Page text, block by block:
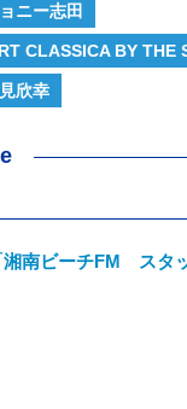
ニー志田
CLASSICA BY THE
欣幸
湘南ビーチFM スタ